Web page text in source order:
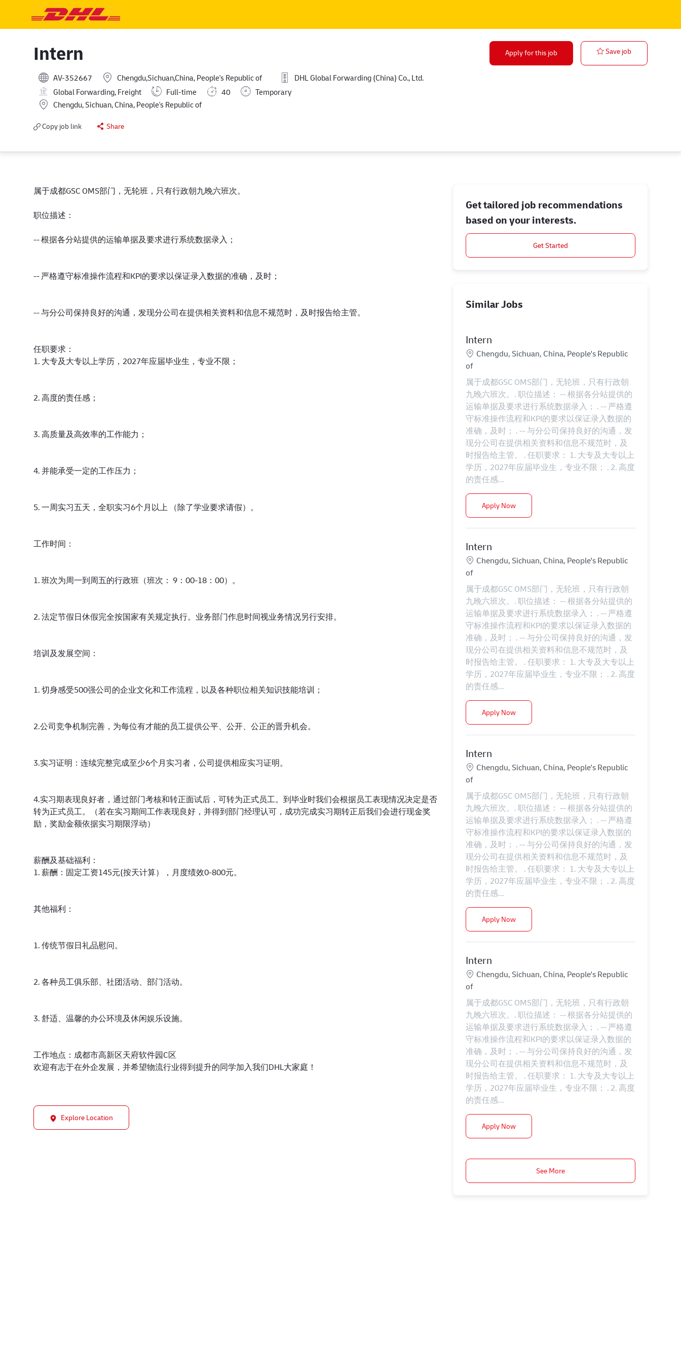
Intern
AV-352667 Chengdu,Sichuan,China, People's Republic of
DHL Global Forwarding (China) Co., Ltd.
Global Forwarding, Freight
Full-time 40
Temporary
Location
Chengdu, Sichuan, China, People's Republic of
Copy job link Share
Apply for this job Save jobIntern
属于成都GSC OMS部门，无轮班，只有行政朝九晚六班次。
职位描述：
-- 根据各分站提供的运输单据及要求进行系统数据录入；
-- 严格遵守标准操作流程和KPI的要求以保证录入数据的准确，及时；
-- 与分公司保持良好的沟通，发现分公司在提供相关资料和信息不规范时，及时报告给主管。
任职要求：
1. 大专及大专以上学历，2027年应届毕业生，专业不限；
2. 高度的责任感；
3. 高质量及高效率的工作能力；
4. 并能承受一定的工作压力；
5. 一周实习五天，全职实习6个月以上 （除了学业要求请假）。
工作时间：
1. 班次为周一到周五的行政班（班次： 9：00-18：00）。
2. 法定节假日休假完全按国家有关规定执行。业务部门作息时间视业务情况另行安排。
培训及发展空间：
1. 切身感受500强公司的企业文化和工作流程，以及各种职位相关知识技能培训；
2.公司竞争机制完善，为每位有才能的员工提供公平、公开、公正的晋升机会。
3.实习证明：连续完整完成至少6个月实习者，公司提供相应实习证明。
4.实习期表现良好者，通过部门考核和转正面试后，可转为正式员工。到毕业时我们会根据员工表现情况决定是否
转为正式员工。（若在实习期间工作表现良好，并得到部门经理认可，成功完成实习期转正后我们会进行现金奖
励，奖励金额依据实习期限浮动）
薪酬及基础福利：
1. 薪酬：固定工资145元(按天计算），月度绩效0-800元。
其他福利：
1. 传统节假日礼品慰问。
2. 各种员工俱乐部、社团活动、部门活动。
3. 舒适、温馨的办公环境及休闲娱乐设施。
工作地点：成都市高新区天府软件园C区
欢迎有志于在外企发展，并希望物流行业得到提升的同学加入我们DHL大家庭！
Explore Location
Get tailored job recommendations
based on your interests.
Get Started
Similar Jobs
Intern
Location
Chengdu, Sichuan, China, People's Republic
of
属于成都GSC OMS部门，无轮班，只有行政朝
九晚六班次。. 职位描述： -- 根据各分站提供的
运输单据及要求进行系统数据录入； . -- 严格遵
守标准操作流程和KPI的要求以保证录入数据的
准确，及时； . -- 与分公司保持良好的沟通，发
现分公司在提供相关资料和信息不规范时，及
时报告给主管。 . 任职要求： 1. 大专及大专以上
学历，2027年应届毕业生，专业不限； . 2. 高度
的责任感...
Apply NowIntern
Intern
Location
Chengdu, Sichuan, China, People's Republic
of
属于成都GSC OMS部门，无轮班，只有行政朝
九晚六班次。. 职位描述： -- 根据各分站提供的
运输单据及要求进行系统数据录入； . -- 严格遵
守标准操作流程和KPI的要求以保证录入数据的
准确，及时； . -- 与分公司保持良好的沟通，发
现分公司在提供相关资料和信息不规范时，及
时报告给主管。 . 任职要求： 1. 大专及大专以上
学历，2027年应届毕业生，专业不限； . 2. 高度
的责任感...
Apply NowIntern
Intern
Location
Chengdu, Sichuan, China, People's Republic
of
属于成都GSC OMS部门，无轮班，只有行政朝
九晚六班次。. 职位描述： -- 根据各分站提供的
运输单据及要求进行系统数据录入； . -- 严格遵
守标准操作流程和KPI的要求以保证录入数据的
准确，及时； . -- 与分公司保持良好的沟通，发
现分公司在提供相关资料和信息不规范时，及
时报告给主管。 . 任职要求： 1. 大专及大专以上
学历，2027年应届毕业生，专业不限； . 2. 高度
的责任感...
Apply NowIntern
Intern
Location
Chengdu, Sichuan, China, People's Republic
of
属于成都GSC OMS部门，无轮班，只有行政朝
九晚六班次。. 职位描述： -- 根据各分站提供的
运输单据及要求进行系统数据录入； . -- 严格遵
守标准操作流程和KPI的要求以保证录入数据的
准确，及时； . -- 与分公司保持良好的沟通，发
现分公司在提供相关资料和信息不规范时，及
时报告给主管。 . 任职要求： 1. 大专及大专以上
学历，2027年应届毕业生，专业不限； . 2. 高度
的责任感...
Apply NowIntern
See More